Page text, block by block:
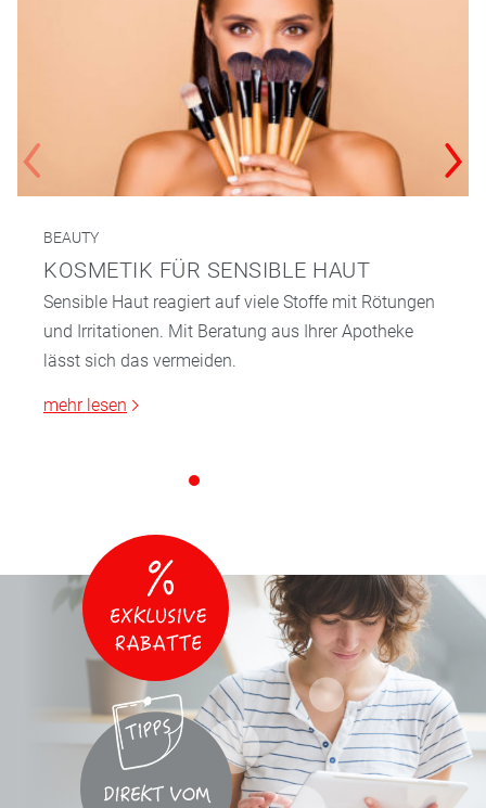
BEAUTY
KOSMETIK FÜR SENSIBLE HAUT
Sensible Haut reagiert auf viele Stoffe mit Rötungen
und Irritationen. Mit Beratung aus Ihrer Apotheke
lässt sich das vermeiden.
mehr lesen